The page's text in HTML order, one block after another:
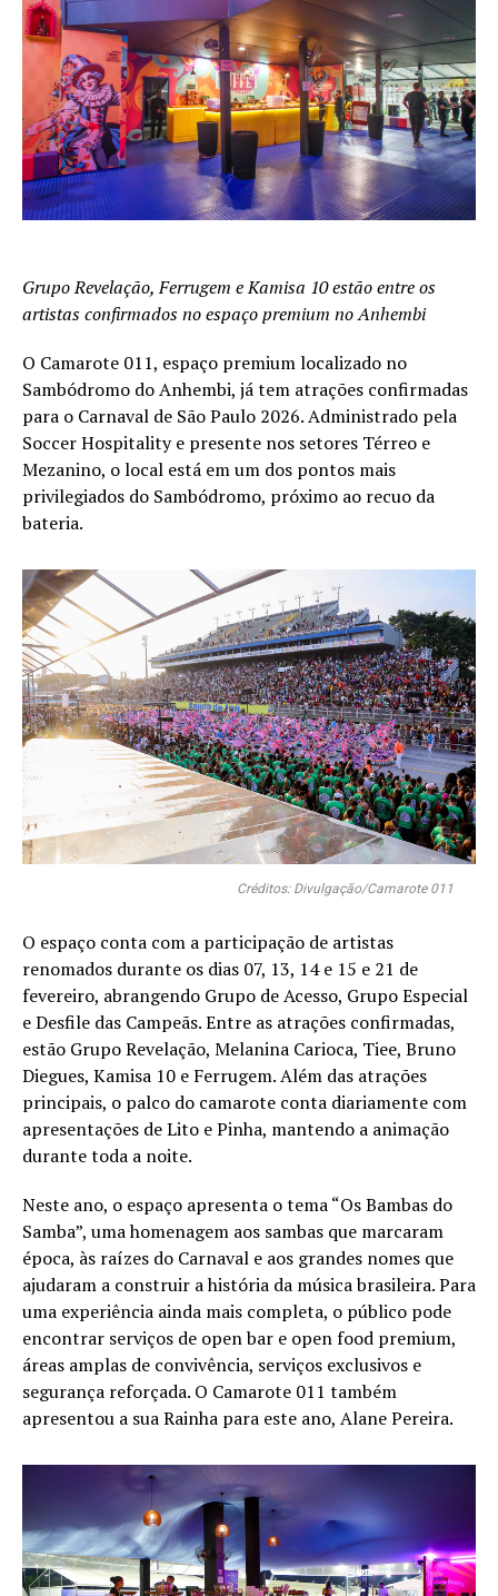
Grupo Revelação, Ferrugem e Kamisa 10 estão entre os
artistas confirmados no espaço premium no Anhembi
O Camarote 011, espaço premium localizado no
Sambódromo do Anhembi, já tem atrações confirmadas
para o Carnaval de São Paulo 2026. Administrado pela
Soccer Hospitality e presente nos setores Térreo e
Mezanino, o local está em um dos pontos mais
privilegiados do Sambódromo, próximo ao recuo da
bateria.
Créditos: Divulgação/Camarote 011
O espaço conta com a participação de artistas
renomados durante os dias 07, 13, 14 e 15 e 21 de
fevereiro, abrangendo Grupo de Acesso, Grupo Especial
e Desfile das Campeãs. Entre as atrações confirmadas,
estão Grupo Revelação, Melanina Carioca, Tiee, Bruno
Diegues, Kamisa 10 e Ferrugem. Além das atrações
principais, o palco do camarote conta diariamente com
apresentações de Lito e Pinha, mantendo a animação
durante toda a noite.
Neste ano, o espaço apresenta o tema “Os Bambas do
Samba”, uma homenagem aos sambas que marcaram
época, às raízes do Carnaval e aos grandes nomes que
ajudaram a construir a história da música brasileira. Para
uma experiência ainda mais completa, o público pode
encontrar serviços de open bar e open food premium,
áreas amplas de convivência, serviços exclusivos e
segurança reforçada. O Camarote 011 também
apresentou a sua Rainha para este ano, Alane Pereira.